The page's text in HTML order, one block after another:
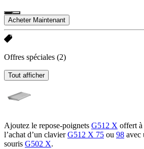
Acheter Maintenant
Offres spéciales (2)
Tout afficher
Ajoutez le repose-poignets G512 X offert à
l’achat d’un clavierG512 X 75 ou 98 avec
souris G502 X.